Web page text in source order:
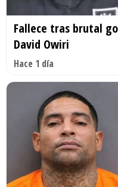
Fallece tras brutal
David Owiri
Hace 1 día